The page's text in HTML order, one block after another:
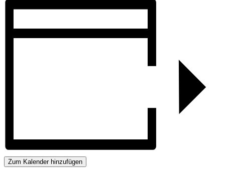
Zum Kalender hinzufügen